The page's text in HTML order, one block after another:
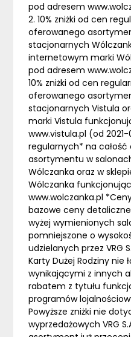
pod adresem
2. 10% zniżki od cen
oferowanego
stacjonarnych
internetowym marki
pod adresem
10% zniżki od cen
oferowanego
stacjonarnych Vistula
marki Vistula
www.vistula.pl (od 2021-
regularnych* na
asortymentu w
Wólczanka oraz w
Wólczanka
www.wolczanka.pl
bazowe ceny
wyżej wymienionych
pomniejszone o
udzielanych przez VRG
Karty Dużej Rodziny nie
wynikającymi z innych
rabatem z tytułu
programów
Powyższe zniżki nie
wyprzedażowych VRG